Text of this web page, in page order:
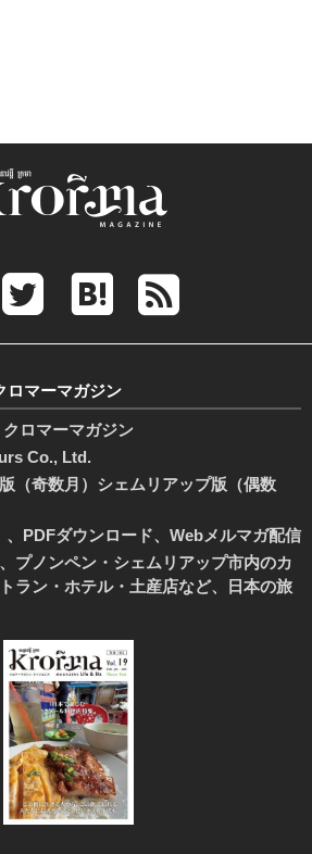
ロマーマガジン
ロマーマガジン
Co., Ltd.
（奇数月）シェムリアップ版（偶数
、PDFダウンロード、Webメルマガ配信
プノンペン・シェムリアップ市内のカ
ラン・ホテル・土産店など、日本の旅